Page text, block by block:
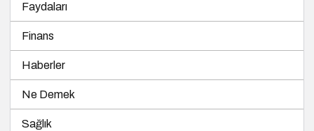
Faydaları
Finans
Haberler
Ne Demek
Sağlık